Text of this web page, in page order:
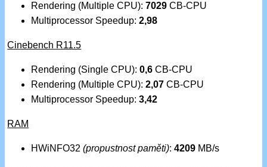
Rendering (Multiple CPU):7029 CB-CPU
Multiprocessor Speedup:2,98
Cinebench R11.5
Rendering (Single CPU):0,6 CB-CPU
Rendering (Multiple CPU):2,07 CB-CPU
Multiprocessor Speedup:3,42
RAM
HWiNFO32(propustnost paměti):4209 MB/s